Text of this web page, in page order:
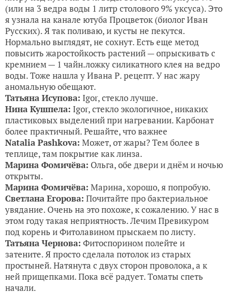
(или на 3 ведра воды 1 литр столового 9% уксуса). Это
я узнала на канале ютуба Процветок (биолог Иван
Русских). Я так поливаю, и кусты не пекутся.
Нормально выглядят, не сохнут. Есть еще метод
повысить жаростойкость растений — опрыскивать с
кремнием — 1 чайн.ложку силикатного клея на ведро
воды. Тоже нашла у Ивана Р. рецепт. У нас жару
аномальную обещают.
Татьяна Исупова: Igor, стекло лучше.
Нина Кушпела: Igor, стекло экологичное, никаких
пластиковых выделений при нагревании. Карбонат
более практичный. Решайте, что важнее
Natalia Pashkova: Может, от жары? Тем более в
теплице, там покрытие как линза.
Марина Фомичёва: Ольга, обе двери и днём и ночью
открыты.
Марина Фомичёва: Марина, хорошо, я попробую.
Светлана Егорова: Почитайте про бактериальное
увядание. Очень на это похоже, к сожалению. У нас в
этом году такая неприятность. Лечим Превикуром
под корень и Фитолавином прыскаем по листу.
Татьяна Чернова: Фитоспорином полейте и
затените. Я просто сделала потолок из старых
простыней. Натянута с двух сторон проволока, а к
ней прищепками. Пока всё радует. Томаты спеть
начали.